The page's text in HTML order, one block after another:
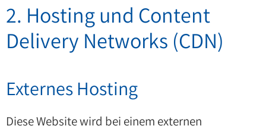
2. Hosting und Content
Delivery Networks (CDN)
Externes Hosting
Diese Website wird bei einem externen